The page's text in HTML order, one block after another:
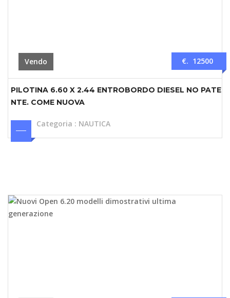
Vendo €. 12500
PILOTINA 6.60 X 2.44 ENTROBORDO DIESEL NO PATE
NTE. COME NUOVA
Categoria : NAUTICA